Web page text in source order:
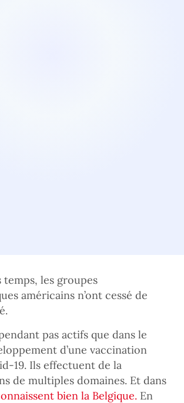
temps, les groupes
américains n’ont cessé de
pas actifs que dans le
d’une vaccination
19. Ils effectuent de la
de multiples domaines. Et dans
bien la Belgique. En